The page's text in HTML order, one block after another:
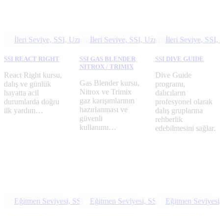
İleri Seviye, SSI, Uzmanlık Seviyesi
SSI REACT RIGHT
React Right kursu,
dalış ve günlük
hayatta acil
durumlarda doğru
ilk yardım…
İleri Seviye, SSI, Uzmanlık Seviyesi
SSI GAS BLENDER
NITROX / TRIMIX
Gas Blender kursu,
Nitrox ve Trimix
gaz karışımlarının
hazırlanması ve
güvenli
kullanımı…
İleri Seviye, SSI,
SSI DIVE GUIDE
Dive Guide
programı,
dalıcıların
profesyonel olarak
dalış gruplarına
rehberlik
edebilmesini sağlar.
Eğitmen Seviyesi, SSI Eğitmen Seviyesi, SSI Eğitmen